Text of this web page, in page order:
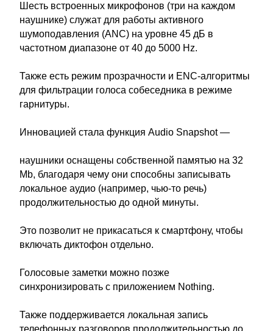
Шесть встроенных микрофонов (три на каждом
наушнике) служат для работы активного
шумоподавления (ANC) на уровне 45 дБ в
частотном диапазоне от 40 до 5000 Hz.
Также есть режим прозрачности и ENC-алгоритмы
для фильтрации голоса собеседника в режиме
гарнитуры.
Инновацией стала функция Audio Snapshot —
наушники оснащены собственной памятью на 32
Mb, благодаря чему они способны записывать
локальное аудио (например, чью-то речь)
продолжительностью до одной минуты.
Это позволит не прикасаться к смартфону, чтобы
включать диктофон отдельно.
Голосовые заметки можно позже
синхронизировать с приложением Nothing.
Также поддерживается локальная запись
телефонных разговоров продолжительностью до